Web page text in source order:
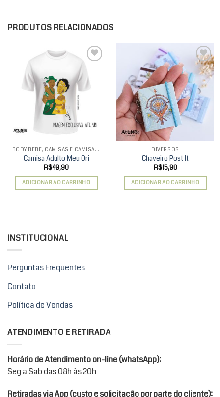
PRODUTOS RELACIONADOS
Add to
wishlist
BODY BEBÊ, CAMISAS E CAMISAS INFANTIS
Camisa Adulto Meu Ori
R$49,90
ADICIONAR AO CARRINHO
Add to
wishlist
DIVERSOS
Chaveiro Post It
R$15,90
ADICIONAR AO CARRINHO
INSTITUCIONAL
Perguntas Frequentes
Contato
Política de Vendas
ATENDIMENTO E RETIRADA
Horário de Atendimento on-line (whatsApp):
Seg a Sab das 08h às 20h
Retiradas via App (custo e solicitação por parte do cliente):